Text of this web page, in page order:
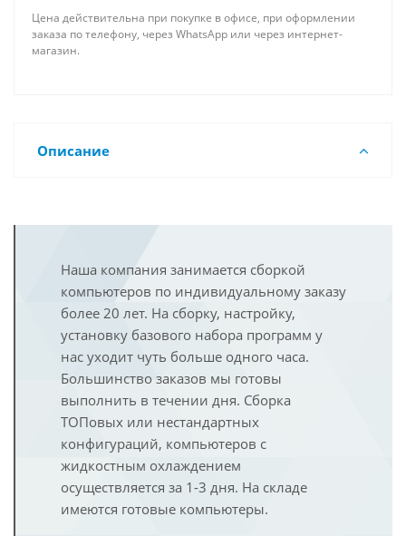
Цена действительна при покупке в офисе, при оформлении
заказа по телефону, через WhatsApp или через интернет-
магазин.
Описание
Наша компания занимается сборкой
компьютеров по индивидуальному заказу
более 20 лет. На сборку, настройку,
установку базового набора программ у
нас уходит чуть больше одного часа.
Большинство заказов мы готовы
выполнить в течении дня. Сборка
ТОПовых или нестандартных
конфигураций, компьютеров с
жидкостным охлаждением
осуществляется за 1-3 дня. На складе
имеются готовые компьютеры.